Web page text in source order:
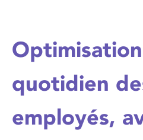
quotidien
employés,